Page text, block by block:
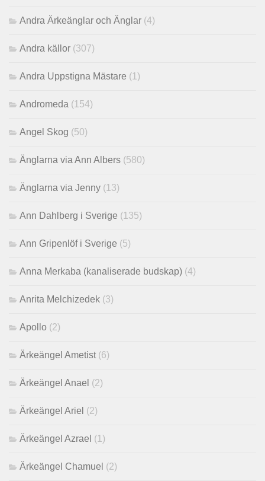
Andra Ärkeänglar och Änglar (4)
Andra källor (307)
Andra Uppstigna Mästare (1)
Andromeda (154)
Angel Skog (50)
Änglarna via Ann Albers (580)
Änglarna via Jenny (13)
Ann Dahlberg i Sverige (135)
Ann Gripenlöf i Sverige (5)
Anna Merkaba (kanaliserade budskap) (4)
Anrita Melchizedek (3)
Apollo (2)
Ärkeängel Ametist (6)
Ärkeängel Anael (2)
Ärkeängel Ariel (2)
Ärkeängel Azrael (1)
Ärkeängel Chamuel (2)